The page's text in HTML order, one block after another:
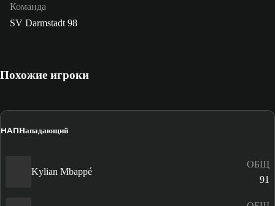
Команда
SV Darmstadt 98
Похожие игроки
НАПНападающий
Kylian Mbappé
ОБЩ
91